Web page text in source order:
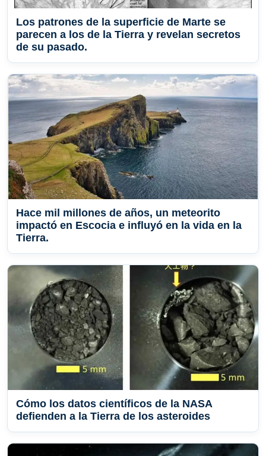
Los patrones de la superficie de Marte se
parecen a los de la Tierra y revelan secretos
de su pasado.
Hace mil millones de años, un meteorito
impactó en Escocia e influyó en la vida en la
Tierra.
Cómo los datos científicos de la NASA
defienden a la Tierra de los asteroides